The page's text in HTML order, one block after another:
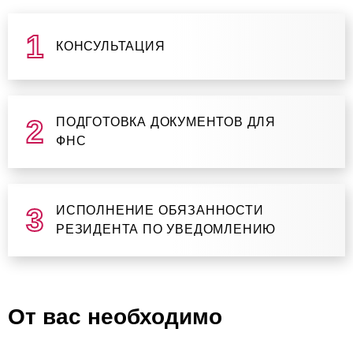
КОНСУЛЬТАЦИЯ
ПОДГОТОВКА ДОКУМЕНТОВ ДЛЯ
ФНС
ИСПОЛНЕНИЕ ОБЯЗАННОСТИ
РЕЗИДЕНТА ПО УВЕДОМЛЕНИЮ
От вас необходимо